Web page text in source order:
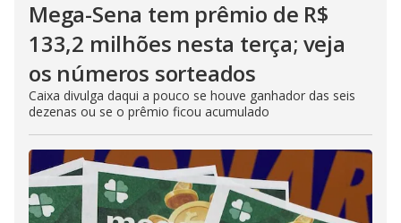
Mega-Sena tem prêmio de R$
133,2 milhões nesta terça; veja
os números sorteados
Caixa divulga daqui a pouco se houve ganhador das seis
dezenas ou se o prêmio ficou acumulado